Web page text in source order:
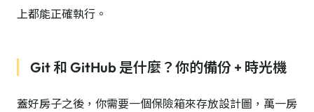
上都能正確執行。
Git 和 GitHub 是什麼？你的備份 + 時光機
蓋好房子之後，你需要一個保險箱來存放設計圖，萬一房